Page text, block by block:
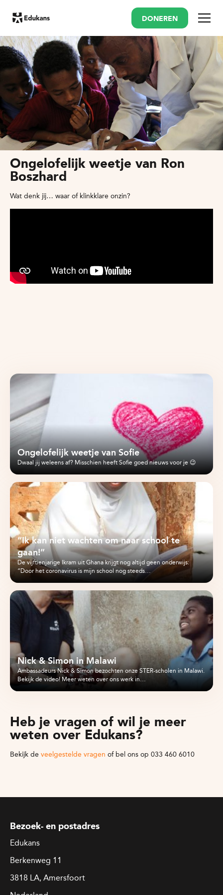
DONEREN Menu
Ongelofelijk weetje van Ron
Boszhard
Wat denk jij… waar of klinkklare onzin?
Ongelofelijk weetje van Sofie
Dwaal jij weleens af? Misschien heeft Sofie goed nieuws voor je 😉
“Ik kan niet wachten om naar school te
gaan!”
De vijftienjarige Ikram uit Ghana krijgt nog altijd geen onderwijs:
“Door het coronavirus is mijn school nog steeds…
Nick & Simon in Malawi
Ambassadeurs Nick & Simon bezochten onze STER-scholen in Malawi.
Bekijk de video! Meer weten over ons werk in…
Heb je vragen of wil je meer
weten over Edukans?
Bekijk de veelgestelde vragen of bel ons op 033 460 6010
Bezoek- en postadres
Edukans
Berkenweg 11
3818 LA, Amersfoort